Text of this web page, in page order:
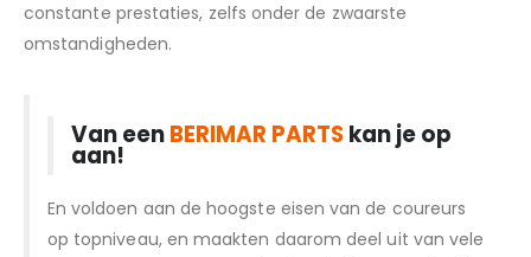
constante prestaties, zelfs onder de zwaarste
omstandigheden.
Van een BERIMAR PARTSkan je op
aan!
En voldoen aan de hoogste eisen van de coureurs
op topniveau, en maakten daarom deel uit van vele